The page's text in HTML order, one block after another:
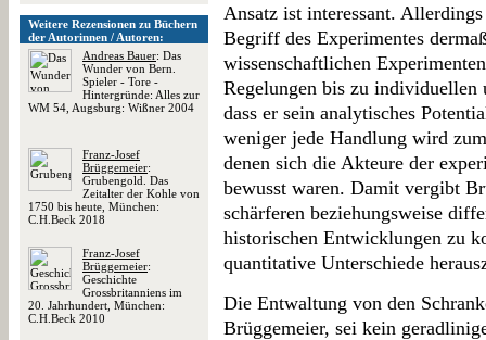
Weitere Rezensionen zu Büchern
der Autorinnen / Autoren:
Andreas Bauer: Das
Wunder von Bern.
Spieler - Tore -
Hintergründe: Alles zur
WM 54, Augsburg: Wißner 2004
Franz-Josef
Brüggemeier:
Grubengold. Das
Zeitalter der Kohle von
1750 bis heute, München:
C.H.Beck 2018
Franz-Josef
Brüggemeier:
Geschichte
Grossbritanniens im
20. Jahrhundert, München:
C.H.Beck 2010
Ansatz ist interessant.
Begriff des Experimentes
wissenschaftlichen
Regelungen bis zu
dass er sein analytisches
weniger jede Handlung wird
denen sich die Akteure der
bewusst waren. Damit vergibt
schärferen beziehungsweise
historischen Entwicklungen zu
quantitative Unterschiede
Die Entwaltung von den
Brüggemeier, sei kein